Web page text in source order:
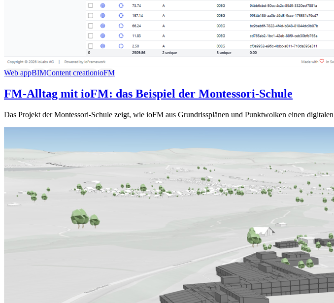
Web appBIMContent creationioFM
FM-Alltag mit ioFM: das Beispiel der Montessori-Schule
Das Projekt der Montessori-Schule zeigt, wie ioFM aus Grundrissplänen und Punktwolken einen